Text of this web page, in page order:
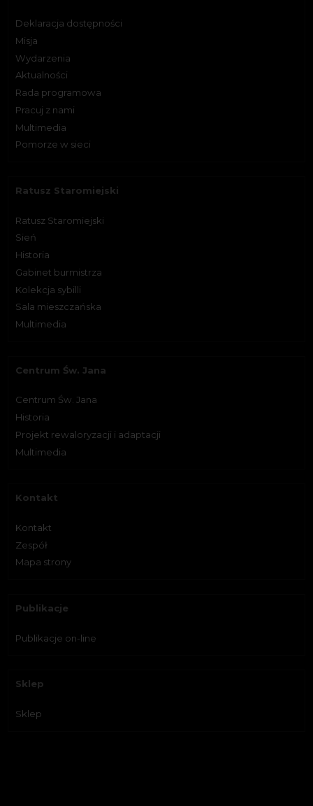
Deklaracja dostępności
Misja
Wydarzenia
Aktualności
Rada programowa
Pracuj z nami
Multimedia
Pomorze w sieci
Ratusz Staromiejski
Ratusz Staromiejski
Sień
Historia
Gabinet burmistrza
Kolekcja sybilli
Sala mieszczańska
Multimedia
Centrum Św. Jana
Centrum Św. Jana
Historia
Projekt rewaloryzacji i adaptacji
Multimedia
Kontakt
Kontakt
Zespół
Mapa strony
Publikacje
Publikacje on-line
Sklep
Sklep